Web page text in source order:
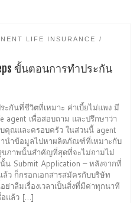
LIFE INSURANCE
ขั้นตอนการทำประกัน
กันที่ชีวิตที่เหมาะ ค่าเบี้ยไม่แพง มี
เพื่อสอบถาม และปรึกษาว่า
ณและครอบครัว ในส่วนนี้ agent
านำข้อมูลไปหาผลิตภัณฑ์ที่เหมาะกับ
ขภาพนั้นสำคัญที่สุดที่จะไม่ถามไม่
Submit Application – หลังจากที่
ว ก็กรอกเอกสารสมัครกับบริษัท
ลืมเรื่องเวลาเป็นสิ่งที่มีค่าทุกนาที
อแล้ว […]